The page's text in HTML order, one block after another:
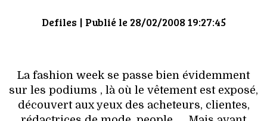
DÉFILÉS
CULTURE
HIGH TECH
Defiles | Publié le 28/02/2008 19:27:45
La fashion week se passe bien évidemment
sur les podiums , là où le vêtement est exposé,
découvert aux yeux des acheteurs, clientes,